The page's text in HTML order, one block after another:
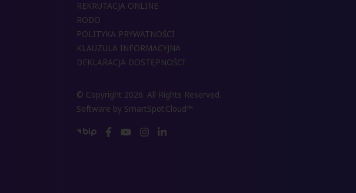
REKRUTACJA ONLINE
RODO
POLITYKA PRYWATNOŚCI
KLAUZULA INFORMACYJNA
DEKLARACJA DOSTĘPNOŚCI
© Copyright 2026. All Rights Reserved.
Software by SmartSpot.Cloud™